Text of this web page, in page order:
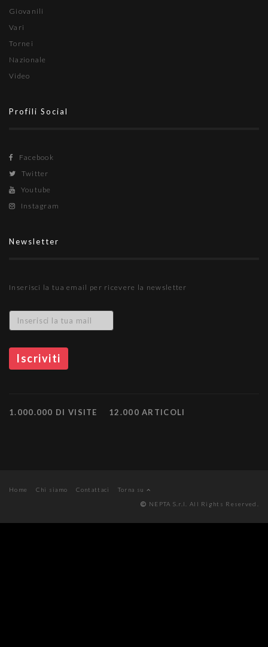
Giovanili
Vari
Tornei
Nazionale
Video
Profili Social
Facebook
Twitter
Youtube
Instagram
Newsletter
Inserisci la tua email per ricevere la newsletter
1.000.000 DI VISITE 12.000 ARTICOLI
Home Chi siamo Contattaci
Torna su
NEPTA S.r.l. All Rights Reserved.